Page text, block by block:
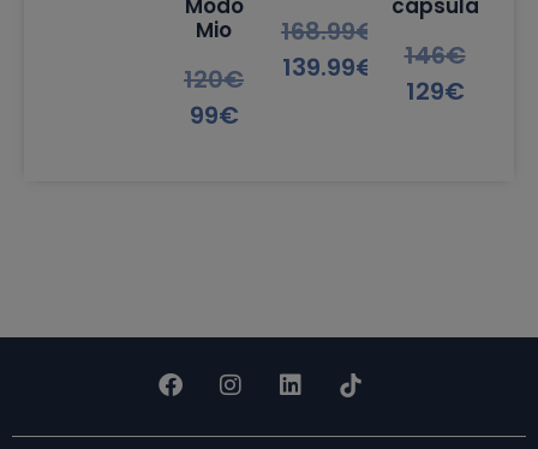
Modo
Mio
120€
99€
168.99€
139.99€
cápsulas
146€
129€